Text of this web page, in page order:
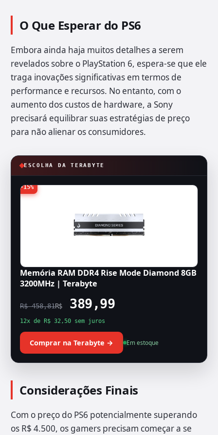
O Que Esperar do PS6
Embora ainda haja muitos detalhes a serem
revelados sobre o PlayStation 6, espera-se que ele
traga inovações significativas em termos de
performance e recursos. No entanto, com o
aumento dos custos de hardware, a Sony
precisará equilibrar suas estratégias de preço
para não alienar os consumidores.
ESCOLHA DA TERABYTE
-15%
Memória RAM DDR4 Rise Mode Diamond 8GB
3200MHz | Terabyte
R$ 458,81R$389,99
12x de R$ 32,50 sem juros
Comprar na Terabyte → Em estoque
Considerações Finais
Com o preço do PS6 potencialmente superando
os R$ 4.500, os gamers precisam começar a se